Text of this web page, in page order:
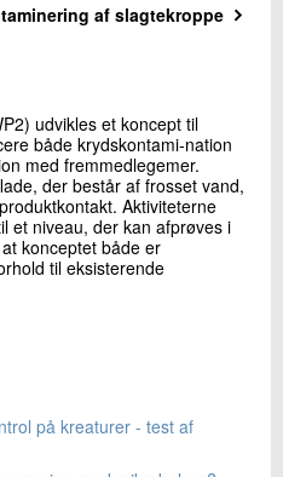
af slagtekroppe
udvikles et koncept til
både krydskontami-nation
med fremmedlegemer.
der består af frosset vand,
Aktiviteterne
et niveau, der kan afprøves i
konceptet både er
til eksisterende
på kreaturer - test af